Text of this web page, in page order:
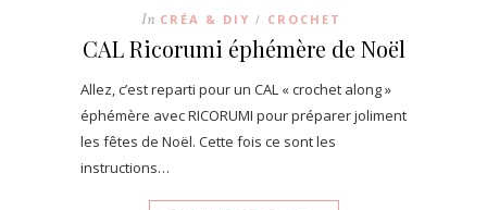
In CRÉA & DIY / CROCHET
CAL Ricorumi éphémère de Noël
Allez, c’est reparti pour un CAL « crochet along »
éphémère avec RICORUMI pour préparer joliment
les fêtes de Noël. Cette fois ce sont les
instructions…